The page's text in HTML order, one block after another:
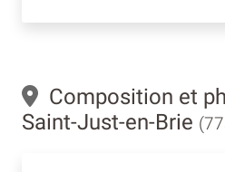
Composition et
Saint-Just-en-Brie